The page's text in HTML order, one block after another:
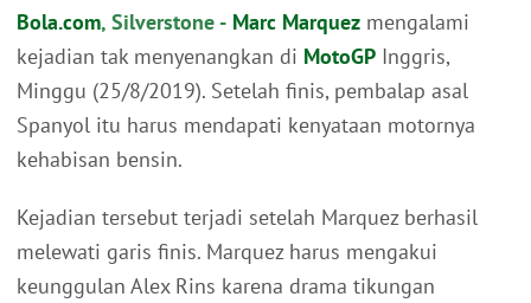
Bola.com, Silverstone - Marc Marquez mengalami
kejadian tak menyenangkan di MotoGP Inggris,
Minggu (25/8/2019). Setelah finis, pembalap asal
Spanyol itu harus mendapati kenyataan motornya
kehabisan bensin.
Kejadian tersebut terjadi setelah Marquez berhasil
melewati garis finis. Marquez harus mengakui
keunggulan Alex Rins karena drama tikungan